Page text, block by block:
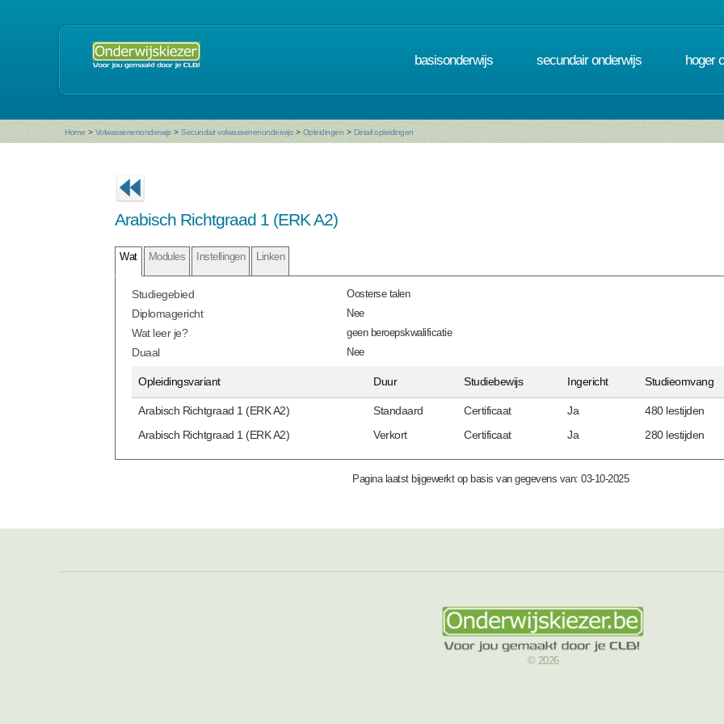
basisonderwijs secundair onderwijs hoger
Home > Volwassenenonderwijs > Secundair volwassenenonderwijs > Opleidingen > Detail opleidingen
Arabisch Richtgraad 1 (ERK A2)
Wat Modules Instellingen Linken
Studiegebied Oosterse talen
Diplomagericht Nee
Wat leer je? geen beroepskwalificatie
Duaal Nee
Opleidingsvariant Duur Studiebewijs Ingericht Studieomvang
Arabisch Richtgraad 1 (ERK A2) Standaard Certificaat Ja 480 lestijden
Arabisch Richtgraad 1 (ERK A2)
Verkort Certificaat Ja 280 lestijden
Pagina laatst bijgewerkt op basis van gegevens van: 03-10-2025
© 2026